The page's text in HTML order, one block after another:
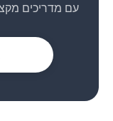
עם מדריכים